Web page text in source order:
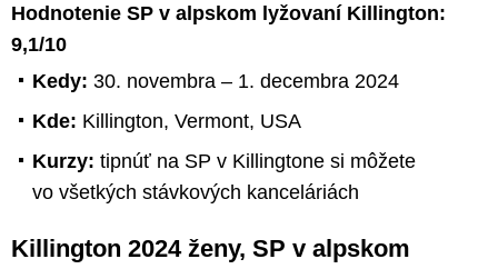
Hodnotenie SP v alpskom lyžovaní Killington:
9,1/10
Kedy: 30. novembra – 1. decembra 2024
Kde: Killington, Vermont, USA
Kurzy: tipnúť na SP v Killingtone si môžete
vo všetkých stávkových kanceláriách
Killington 2024 ženy, SP v alpskom